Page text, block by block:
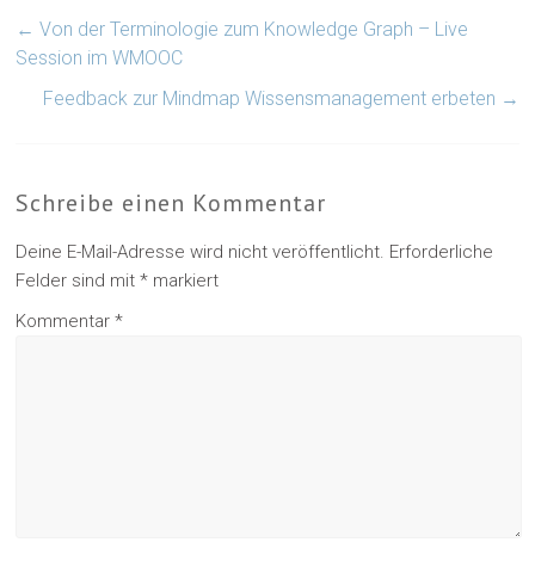
← Von der Terminologie zum Knowledge Graph – Live
Session im WMOOC
Feedback zur Mindmap Wissensmanagement erbeten →
Schreibe einen Kommentar
Deine E-Mail-Adresse wird nicht veröffentlicht. Erforderliche
Felder sind mit* markiert
Kommentar*